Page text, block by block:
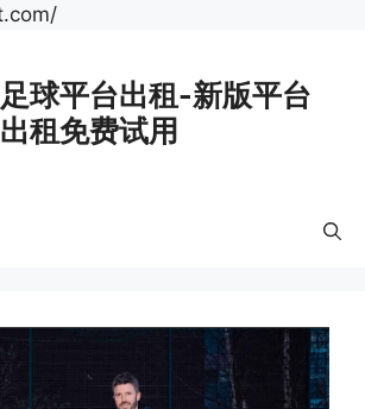
跳
容
足球平台出租-新版平台
出租免费试用